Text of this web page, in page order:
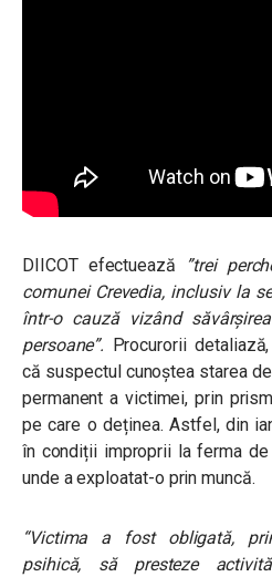
DIICOT efectuează
”trei
comunei Crevedia, inclusiv la
într-o cauză vizând
persoane”. Procurorii
că suspectul cunoștea starea
permanent a victimei, prin
pe care o deținea. Astfel, din
în condiții improprii la ferma
unde a exploatat-o prin muncă.
“Victima a fost obligată,
psihică, să presteze